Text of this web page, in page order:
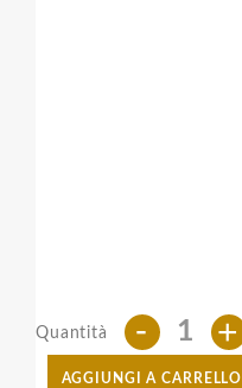
Quantità - +
AGGIUNGI A CARRELLO